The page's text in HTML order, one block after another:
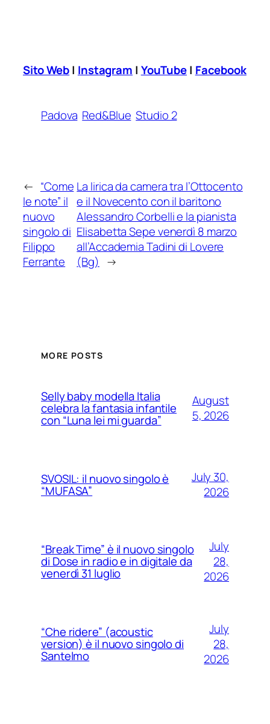
Sito Web| Instagram | YouTube| Facebook
Padova Red&Blue Studio 2
← “Come
le note” il
nuovo
singolo di
Filippo
Ferrante
La lirica da camera tra l’Ottocento
e il Novecento con il baritono
Alessandro Corbelli e la pianista
Elisabetta Sepe venerdì 8 marzo
all’Accademia Tadini di Lovere
(Bg) →
MORE POSTS
Selly baby modella Italia
celebra la fantasia infantile
con “Luna lei mi guarda”
August
5, 2026
SVOSIL: il nuovo singolo è
“MUFASA”
July 30,
2026
“Break Time” è il nuovo singolo
di Dose in radio e in digitale da
venerdì 31 luglio
July
28,
2026
“Che ridere” (acoustic
version) è il nuovo singolo di
Santelmo
July
28,
2026